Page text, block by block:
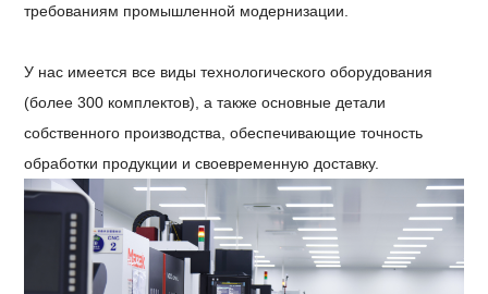
требованиям промышленной модернизации.
У нас имеется все виды технологического оборудования
(более 300 комплектов), а также основные детали
собственного производства, обеспечивающие точность
обработки продукции и своевременную доставку.